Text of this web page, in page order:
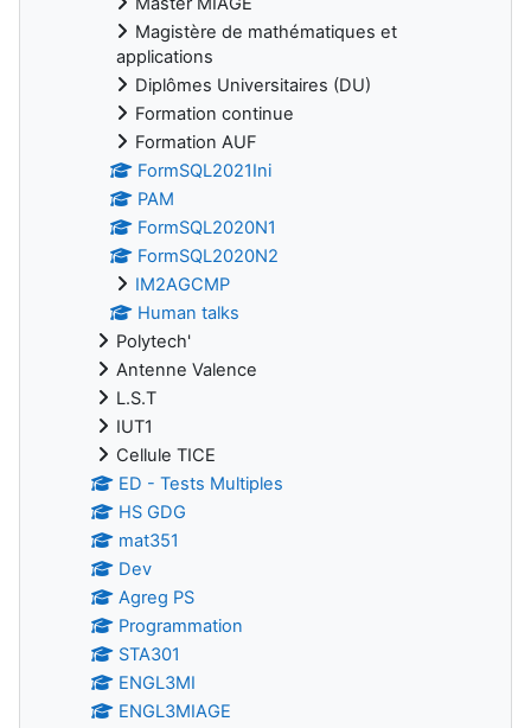
Magistère de mathématiques et
applications
Diplômes Universitaires (DU)
Formation continue
Formation AUF
FormSQL2021Ini
PAM
FormSQL2020N1
FormSQL2020N2
IM2AGCMP
Human talks
Polytech'
Antenne Valence
L.S.T
IUT1
Cellule TICE
ED - Tests Multiples
HS GDG
mat351
Dev
Agreg PS
Programmation
STA301
ENGL3MI
ENGL3MIAGE